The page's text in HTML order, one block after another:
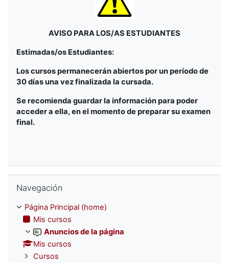
AVISO PARA LOS/AS ESTUDIANTES
Estimadas/os Estudiantes:
Los cursos permanecerán abiertos por un período de
30 días una vez finalizada la cursada.
Se recomienda guardar la información para poder
acceder a ella, en el momento de preparar su examen
final.
Navegación
Página Principal (home)
Mis cursos
Anuncios de la página
Mis cursos
Cursos